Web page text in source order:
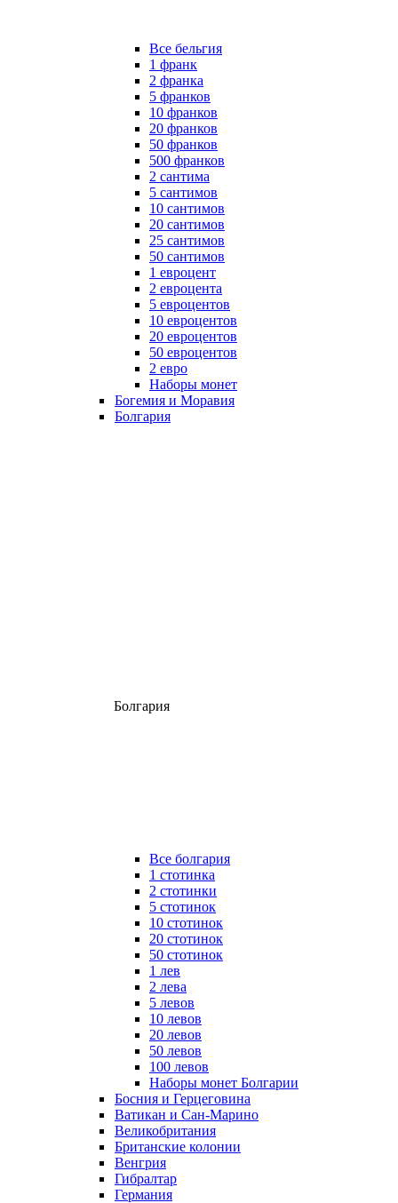
Все бельгия
1 франк
2 франка
5 франков
10 франков
20 франков
50 франков
500 франков
2 сантима
5 сантимов
10 сантимов
20 сантимов
25 сантимов
50 сантимов
1 евроцент
2 евроцента
5 евроцентов
10 евроцентов
20 евроцентов
50 евроцентов
2 евро
Наборы монет
Богемия и Моравия
Болгария
Болгария
Все болгария
1 стотинка
2 стотинки
5 стотинок
10 стотинок
20 стотинок
50 стотинок
1 лев
2 лева
5 левов
10 левов
20 левов
50 левов
100 левов
Наборы монет Болгарии
Босния и Герцеговина
Ватикан и Сан-Марино
Великобритания
Британские колонии
Венгрия
Гибралтар
Германия